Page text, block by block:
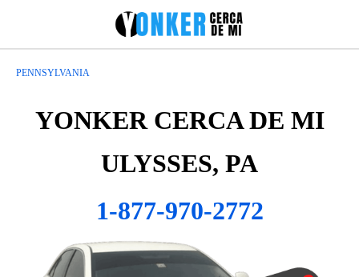
PENNSYLVANIA
YONKER CERCA DE MI
ULYSSES, PA
1-877-970-2772